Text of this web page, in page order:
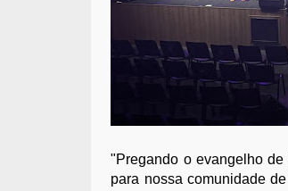
"Pregando o evangelho
para nossa comunidade